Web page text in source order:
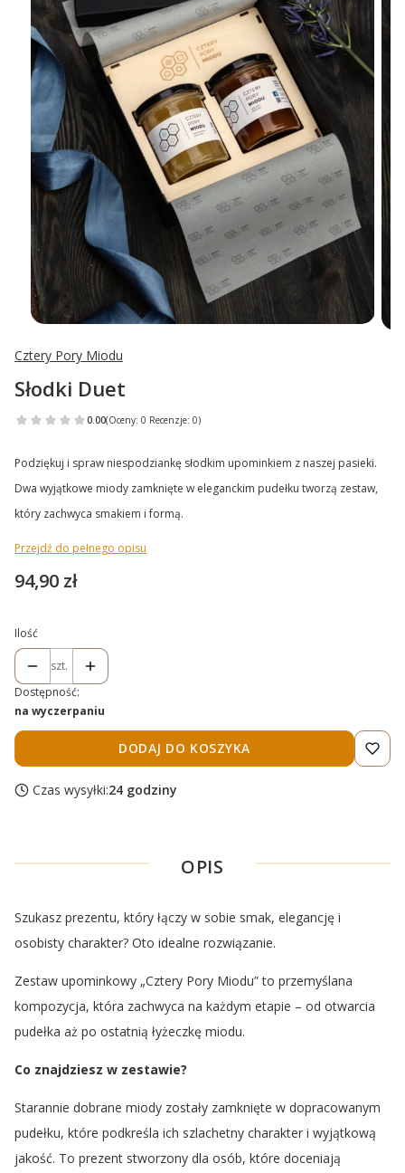
Cztery Pory Miodu
Słodki Duet
0.00(Oceny: 0 Recenzje: 0)
Podziękuj i spraw niespodziankę słodkim upominkiem z naszej pasieki.
Dwa wyjątkowe miody zamknięte w eleganckim pudełku tworzą zestaw,
który zachwyca smakiem i formą.
Przejdź do pełnego opisu
Cena
94,90 zł
Ilość
szt.
Dostępność:
na wyczerpaniu
DODAJ DO KOSZYKA
Czas wysyłki:24 godziny
OPIS
Szukasz prezentu, który łączy w sobie smak, elegancję i
osobisty charakter? Oto idealne rozwiązanie.
Zestaw upominkowy „Cztery Pory Miodu” to przemyślana
kompozycja, która zachwyca na każdym etapie – od otwarcia
pudełka aż po ostatnią łyżeczkę miodu.
Co znajdziesz w zestawie?
Starannie dobrane miody zostały zamknięte w dopracowanym
pudełku, które podkreśla ich szlachetny charakter i wyjątkową
jakość. To prezent stworzony dla osób, które doceniają